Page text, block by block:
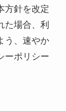
方針を改定
た場合、利
う、速やか
ーポリシー